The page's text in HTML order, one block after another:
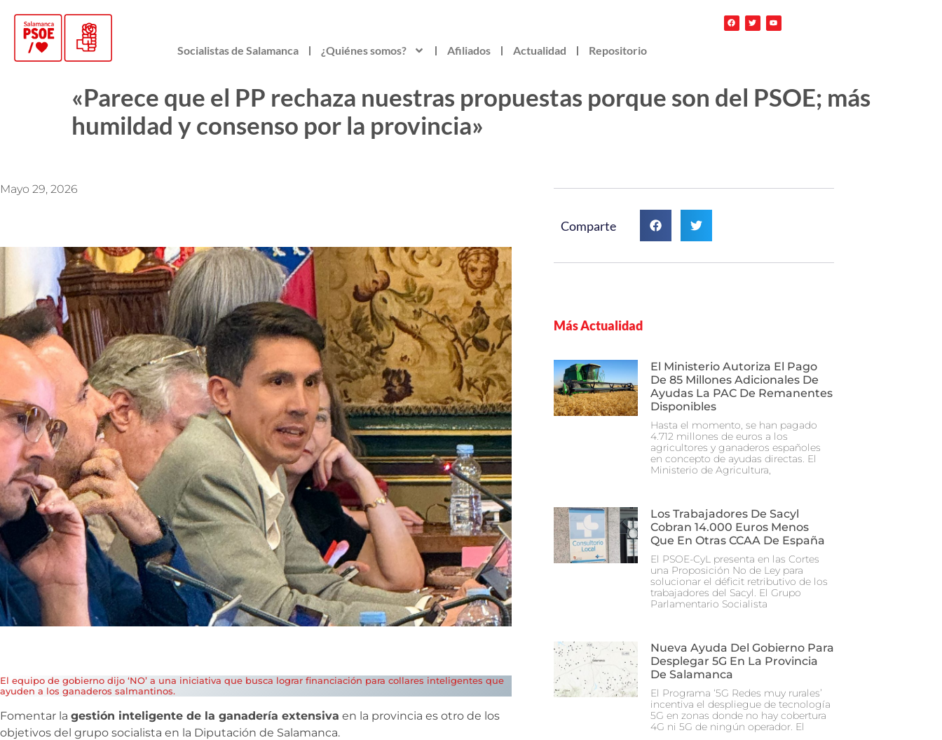
Socialistas de Salamanca ¿Quiénes somos? Afiliados Actualidad Repositorio
«Parece que el PP rechaza nuestras propuestas porque son del PSOE; más
humildad y consenso por la provincia»
Mayo 29, 2026
El equipo de gobierno dijo ‘NO’ a una iniciativa que busca lograr financiación para collares inteligentes que
ayuden a los ganaderos salmantinos.
Fomentar la gestión inteligente de la ganadería extensiva en la provincia es otro de los
objetivos del grupo socialista en la Diputación de Salamanca.
Comparte
Más Actualidad
El Ministerio Autoriza El Pago
De 85 Millones Adicionales De
Ayudas La PAC De Remanentes
Disponibles
Hasta el momento, se han pagado
4.712 millones de euros a los
agricultores y ganaderos españoles
en concepto de ayudas directas. El
Ministerio de Agricultura,
Los Trabajadores De Sacyl
Cobran 14.000 Euros Menos
Que En Otras CCAA De España
El PSOE-CyL presenta en las Cortes
una Proposición No de Ley para
solucionar el déficit retributivo de los
trabajadores del Sacyl. El Grupo
Parlamentario Socialista
Nueva Ayuda Del Gobierno Para
Desplegar 5G En La Provincia
De Salamanca
El Programa ‘5G Redes muy rurales’
incentiva el despliegue de tecnología
5G en zonas donde no hay cobertura
4G ni 5G de ningún operador. El